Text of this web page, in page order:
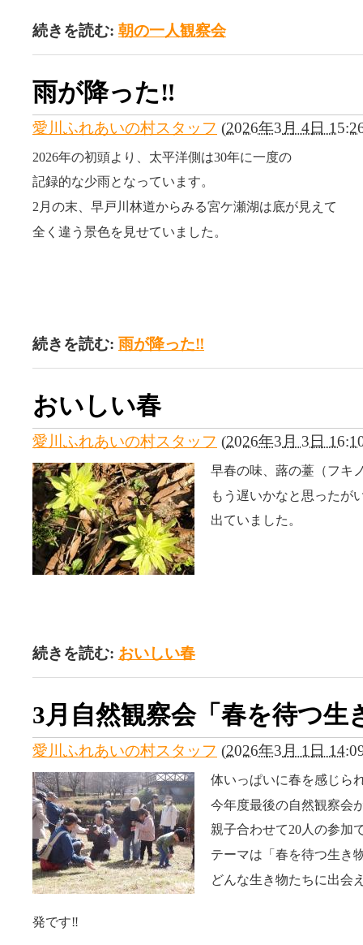
続きを読む: 朝の一人観察会
雨が降った‼
愛川ふれあいの村スタッフ (2026年3月 4日
2026年の初頭より、太平洋側は30年に一度の
記録的な少雨となっています。
2月の末、早戸川林道からみる宮ケ瀬湖は底が見えて
全く違う景色を見せていました。
続きを読む: 雨が降った‼
おいしい春
愛川ふれあいの村スタッフ (2026年3月 3日
早春の味、蕗の薹（フキ
もう遅いかなと思ったが
出ていました。
続きを読む: おいしい春
3月自然観察会「春を待つ生
愛川ふれあいの村スタッフ (2026年3月 1日
体いっぱいに春を感じら
今年度最後の自然観察会
親子合わせて20人の参加
テーマは「春を待つ生き
どんな生き物たちに出会
発です‼